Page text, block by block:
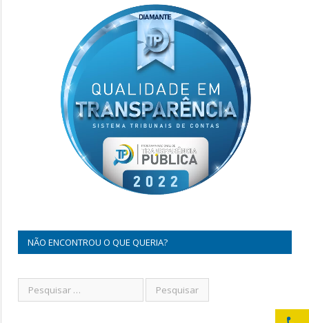
NÃO ENCONTROU O QUE QUERIA?